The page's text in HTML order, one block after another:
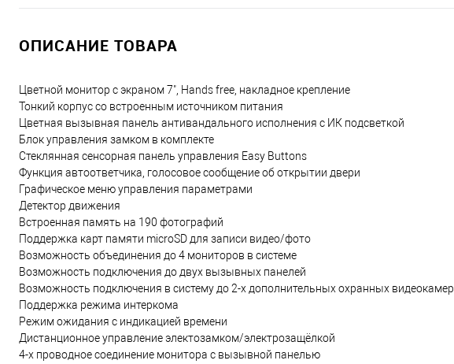
ОПИСАНИЕ ТОВАРА
Цветной монитор с экраном 7", Hands free, накладное крепление
Тонкий корпус со встроенным источником питания
Цветная вызывная панель антивандального исполнения с ИК подсветкой
Блок управления замком в комплекте
Стеклянная сенсорная панель управления Easy Buttons
Функция автоответчика, голосовое сообщение об открытии двери
Графическое меню управления параметрами
Детектор движения
Встроенная память на 190 фотографий
Поддержка карт памяти microSD для записи видео/фото
Возможность объединения до 4 мониторов в системе
Возможность подключения до двух вызывных панелей
Возможность подключения в систему до 2-х дополнительных охранных видеокамер
Поддержка режима интеркома
Режим ожидания с индикацией времени
Дистанционное управление электозамком/электрозащёлкой
4-х проводное соединение монитора с вызывной панелью